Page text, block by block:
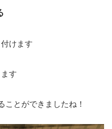
けます
す
ことができましたね！